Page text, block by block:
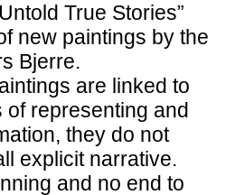
True Stories”
new paintings by the
Bjerre.
are linked to
of representing and
they do not
explicit narrative.
and no end to